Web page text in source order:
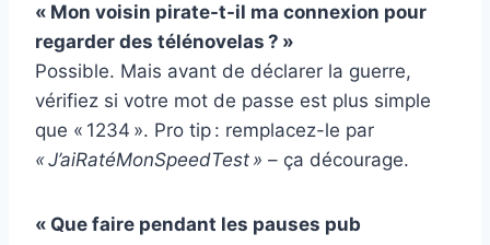
« Mon voisin pirate-t-il ma connexion pour
regarder des télénovelas ? »
Possible. Mais avant de déclarer la guerre,
vérifiez si votre mot de passe est plus simple
que « 1234 ». Pro tip : remplacez-le par
« J’aiRatéMonSpeedTest » – ça décourage.
« Que faire pendant les pauses pub